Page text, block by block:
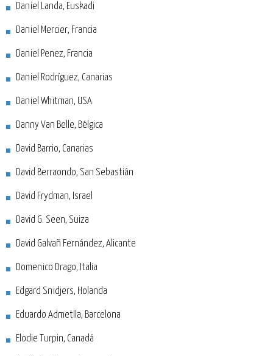
Daniel Landa, Euskadi
Daniel Mercier, Francia
Daniel Penez, Francia
Daniel Rodríguez, Canarias
Daniel Whitman, USA
Danny Van Belle, Bélgica
David Barrio, Canarias
David Berraondo, San Sebastián
David Frydman, Israel
David G. Seen, Suiza
David Galvañ Fernández, Alicante
Domenico Drago, Italia
Edgard Snidjers, Holanda
Eduardo Admetlla, Barcelona
Elodie Turpin, Canadá